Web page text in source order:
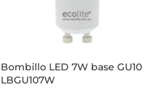
Bombillo LED 7W base GU10
LBGU107W